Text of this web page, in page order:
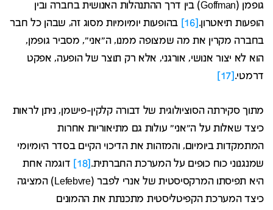
גופמן (Goffman) בין דרך ההתנהלות האנושית בחברה ובין
הופעות תיאטרון. [16]
בהופעות יומיומיות מסוג זה, שבהן כל חבר
בחברה מקרין את מה שמצופה ממנו, ה"אני", מסביר גופמן,
הוא לא יצור אנושי, אורגני, אלא רק תוצר של הופעה, אפקט
דרמטי.
מתוך סקירתה הסוציולוגית של דבורה קלקין-פישמן, ניתן לראות
כיצד שאלות על ה"אני" עולות גם מתיאוריות אחרות
המתמקדות ביומיום, והמזהות את הדיכוי הקיים בסדר היומיומי
שמנגנוני כוח כופים על המערכת החברתית. [18]
דוגמה אחת
היא תפיסתו המרקסיסטית של אנרי לפבר (Lefebvre) המציגה
כיצד המערכת הקפיטליסטית מתכנתת את ההמונים